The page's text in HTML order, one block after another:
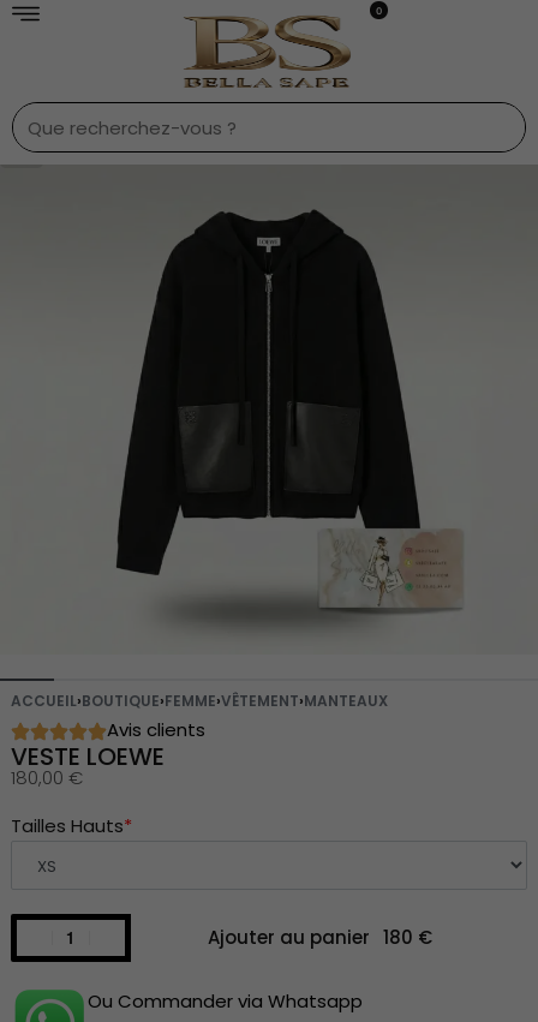
0
10
ACCUEIL›BOUTIQUE›FEMME›VÊTEMENT›MANTEAUX
Avis clients
VESTE LOEWE
180,00 €
*
Tailles Hauts
Ajouter au panier
Ou Commander via Whatsapp